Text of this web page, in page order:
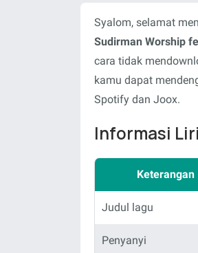
Syalom, selamat
Sudirman Worship
cara tidak
kamu dapat
Spotify dan Joox.
Informasi
Keterangan
Judul lagu
Penyanyi